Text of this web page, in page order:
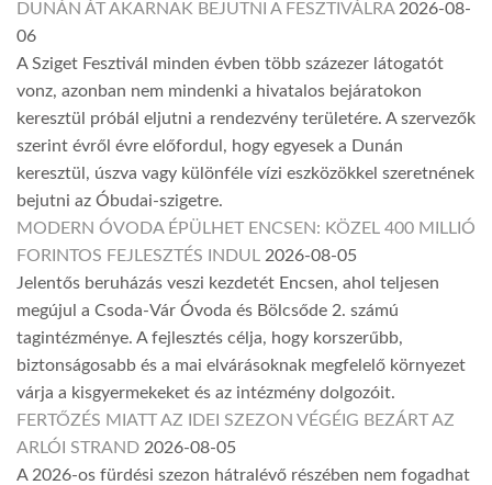
DUNÁN ÁT AKARNAK BEJUTNI A FESZTIVÁLRA 2026-08-
06
A Sziget Fesztivál minden évben több százezer látogatót
vonz, azonban nem mindenki a hivatalos bejáratokon
keresztül próbál eljutni a rendezvény területére. A szervezők
szerint évről évre előfordul, hogy egyesek a Dunán
keresztül, úszva vagy különféle vízi eszközökkel szeretnének
bejutni az Óbudai-szigetre.
MODERN ÓVODA ÉPÜLHET ENCSEN: KÖZEL 400 MILLIÓ
FORINTOS FEJLESZTÉS INDUL 2026-08-05
Jelentős beruházás veszi kezdetét Encsen, ahol teljesen
megújul a Csoda-Vár Óvoda és Bölcsőde 2. számú
tagintézménye. A fejlesztés célja, hogy korszerűbb,
biztonságosabb és a mai elvárásoknak megfelelő környezet
várja a kisgyermekeket és az intézmény dolgozóit.
FERTŐZÉS MIATT AZ IDEI SZEZON VÉGÉIG BEZÁRT AZ
ARLÓI STRAND 2026-08-05
A 2026-os fürdési szezon hátralévő részében nem fogadhat